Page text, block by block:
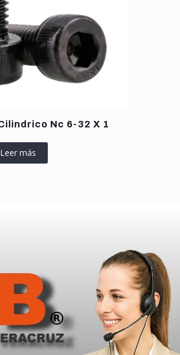
Nc 6-32 X 1
Leer más